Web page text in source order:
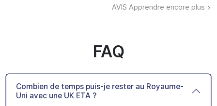
AVIS Apprendre encore plus
FAQ
Combien de temps puis-je rester au Royaume-
Uni avec une UK ETA ?